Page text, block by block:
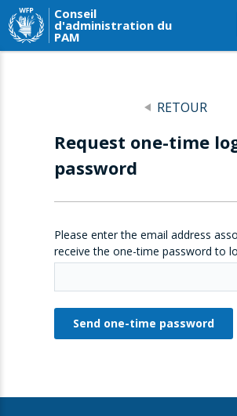
Conseil
d'administration du
PAM
RETOUR
Request one-time
password
Please enter the email address
receive the one-time password to